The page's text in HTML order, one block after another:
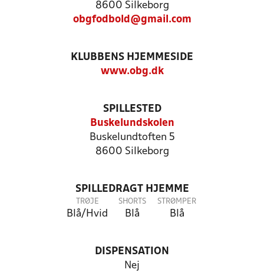
8600 Silkeborg
obgfodbold@gmail.com
KLUBBENS HJEMMESIDE
www.obg.dk
SPILLESTED
Buskelundskolen
Buskelundtoften 5
8600 Silkeborg
SPILLEDRAGT HJEMME
TRØJE
Blå/Hvid
SHORTS
Blå
STRØMPER
Blå
DISPENSATION
Nej